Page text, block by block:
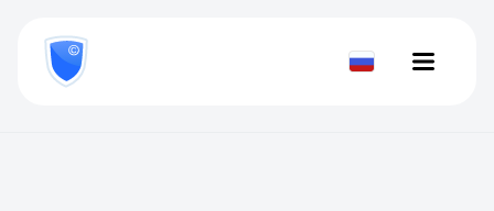
800
777-
81-Проверить